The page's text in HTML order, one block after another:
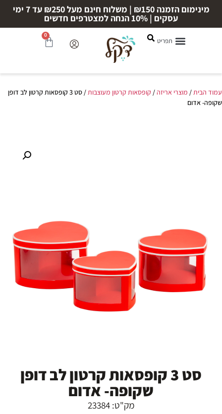
מינימום הזמנה ₪150 | משלוח חינם מעל ₪250 עד 7 ימי
עסקים | 10% הנחה למצטרפים חדשים
0
עמוד הבית/ מוצרי אריזה/ קופסאות קרטון מעוצבות
/ סט 3 קופסאות קרטון לב דופן
שקופה- אדום
סט 3 קופסאות קרטון לב דופן
שקופה- אדום
מק"ט: 23384